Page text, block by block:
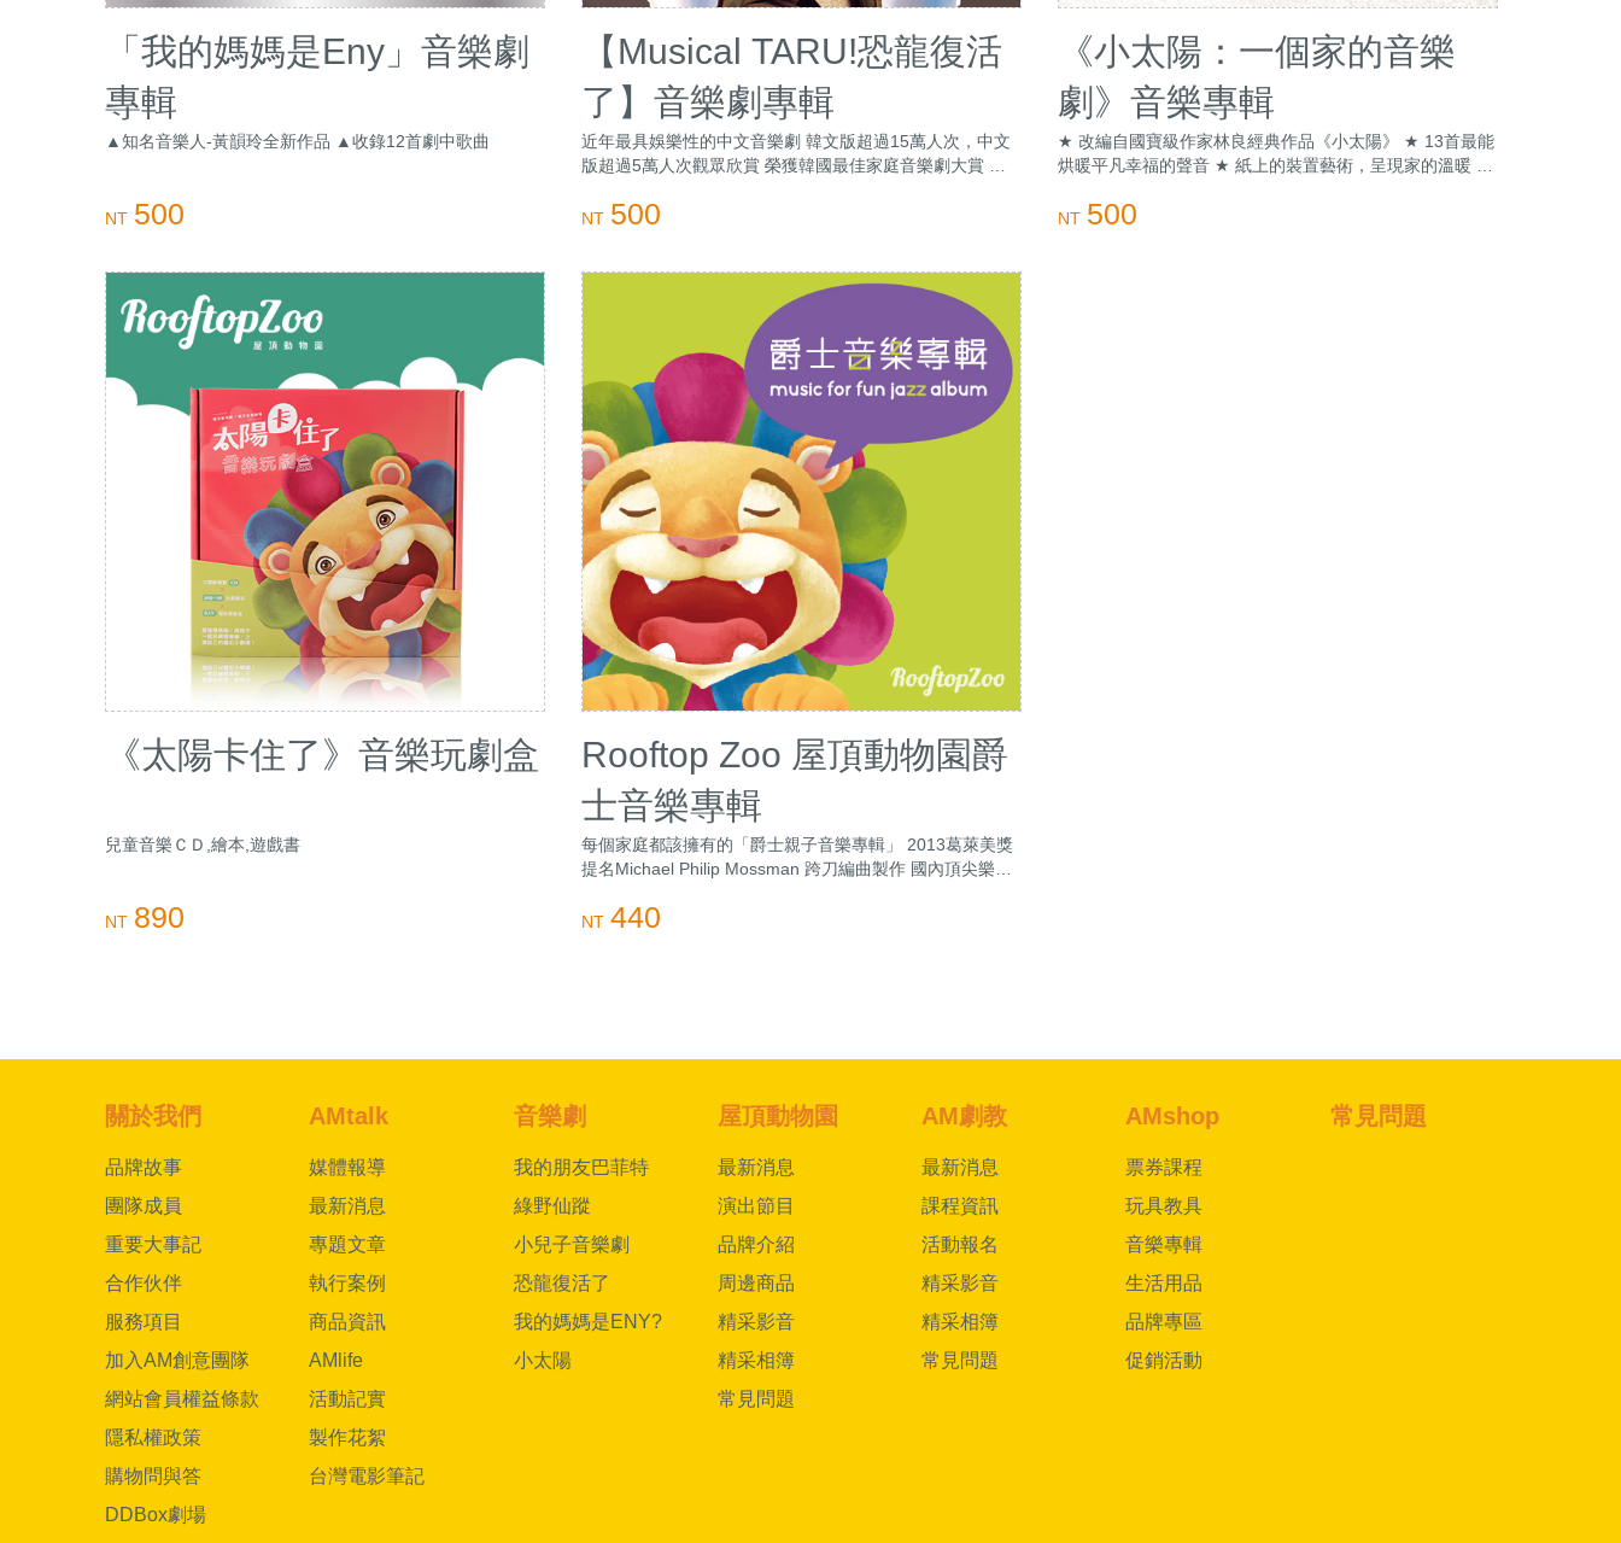
「我的媽媽是Eny」音樂劇
專輯
▲知名音樂人-黃韻玲全新作品 ▲收錄12首劇中歌曲
NT 500
【Musical TARU!恐龍復活
了】音樂劇專輯
近年最具娛樂性的中文音樂劇 韓文版超過15萬人次，中文
版超過5萬人次觀眾欣賞 榮獲韓國最佳家庭音樂劇大賞 收
NT 500
《小太陽：一個家的音樂
劇》音樂專輯
★ 改編自國寶級作家林良經典作品《小太陽》 ★ 13首最能
烘暖平凡幸福的聲音 ★ 紙上的裝置藝術，呈現家的溫暖 ★
NT 500
《太陽卡住了》音樂玩劇盒
兒童音樂ＣＤ,繪本,遊戲書
NT 890
Rooftop Zoo 屋頂動物園爵
士音樂專輯
每個家庭都該擁有的「爵士親子音樂專輯」 2013葛萊美獎
提名Michael Philip Mossman 跨刀編曲製作 國內頂尖樂手
廣?、林奕君聯手打造
NT 440
關於我們
品牌故事
團隊成員
重要大事記
合作伙伴
服務項目
加入AM創意團隊
網站會員權益條款
隱私權政策
購物問與答
DDBox劇場
AMtalk
媒體報導
最新消息
專題文章
執行案例
商品資訊
AMlife
活動記實
製作花絮
台灣電影筆記
音樂劇
我的朋友巴菲特
綠野仙蹤
小兒子音樂劇
恐龍復活了
我的媽媽是ENY?
小太陽
屋頂動物園
最新消息
演出節目
品牌介紹
周邊商品
精采影音
精采相簿
常見問題
AM劇教
最新消息
課程資訊
活動報名
精采影音
精采相簿
常見問題
AMshop
票券課程
玩具教具
音樂專輯
生活用品
品牌專區
促銷活動
常見問題